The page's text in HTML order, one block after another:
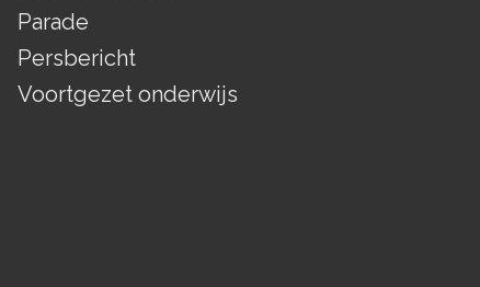
Parade
Persbericht
Voortgezet onderwijs